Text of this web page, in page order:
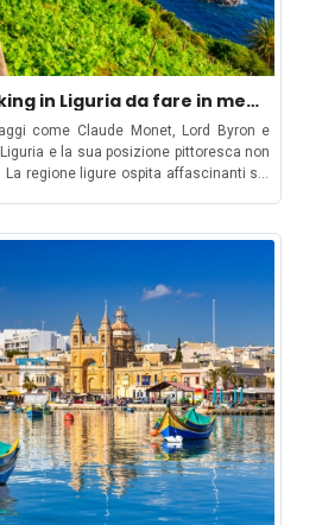
in Liguria da fare in meno
come Claude Monet, Lord Byron e
e la sua posizione pittoresca non
regione ligure ospita affascinanti siti
distesa del Mar Mediterraneo che ne
per gli amanti del trekking. Veduta
Cinque Terre, uno dei "Borghi più belli
in Liguria possono variare
ora e mezza-4 ore, con diversi livelli di
Ma in tutti i casi, questi ultimi
la storia, la cultura e la natura della
mozzafiato, deliziosi piatti liguri e la
in vista! Nel nostro blog abbiamo
in Liguria che potrai completare
alla bellezza e alla versatilità
a Riomaggiore - L'escursione del
a Pié de Ma affacciato sul mare a